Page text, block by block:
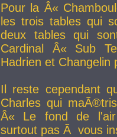
Pour la Â«
les trois tables qui
deux tables qui
Cardinal
Â« Sub
Hadrien et Changelin
Il reste cependant
Charles qui
Â« Le fond de
surtout pas Ã vous